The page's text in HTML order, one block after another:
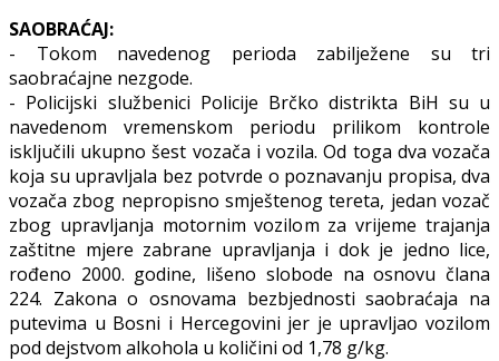
SAOBRAĆAJ:
- Tokom navedenog perioda zabilježene su tri
saobraćajne nezgode.
- Policijski službenici Policije Brčko distrikta BiH su u
navedenom vremenskom periodu prilikom kontrole
isključili ukupno šest vozača i vozila. Od toga dva vozača
koja su upravljala bez potvrde o poznavanju propisa, dva
vozača zbog nepropisno smještenog tereta, jedan vozač
zbog upravljanja motornim vozilom za vrijeme trajanja
zaštitne mjere zabrane upravljanja i dok je jedno lice,
rođeno 2000. godine, lišeno slobode na osnovu člana
224. Zakona o osnovama bezbjednosti saobraćaja na
putevima u Bosni i Hercegovini jer je upravljao vozilom
pod dejstvom alkohola u količini od 1,78 g/kg.